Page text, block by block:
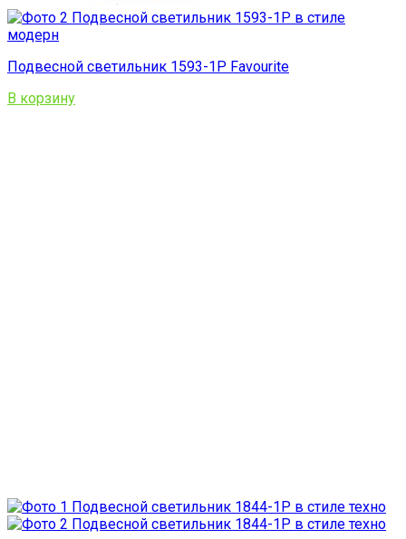
Подвесной светильник 1593-1P Favourite
В корзину